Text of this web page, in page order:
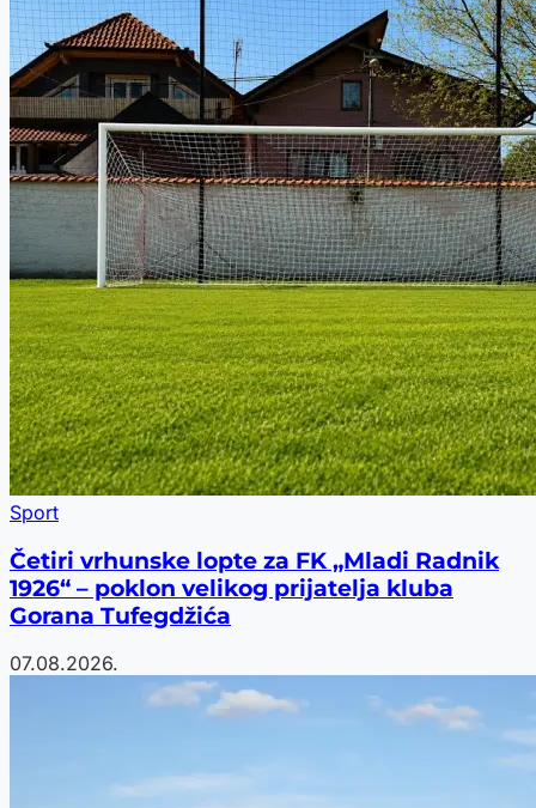
Sport
Četiri vrhunske lopte za FK „Mladi Radnik
1926“ – poklon velikog prijatelja kluba
Gorana Tufegdžića
07.08.2026.